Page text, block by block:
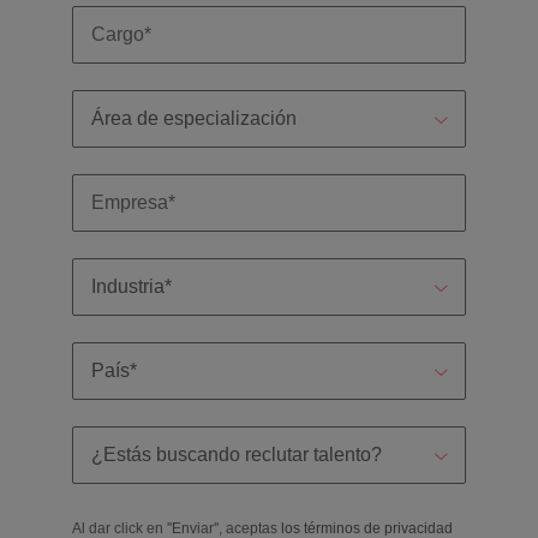
Al dar click en ''Enviar'', aceptas los términos de privacidad